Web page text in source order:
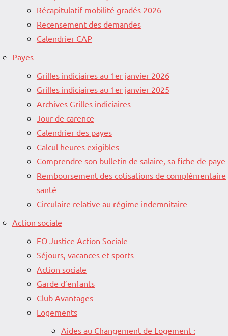
Récapitulatif mobilité gradés 2026
Recensement des demandes
Calendrier CAP
Payes
Grilles indiciaires au 1er janvier 2026
Grilles indiciaires au 1er janvier 2025
Archives Grilles indiciaires
Jour de carence
Calendrier des payes
Calcul heures exigibles
Comprendre son bulletin de salaire, sa fiche de paye
Remboursement des cotisations de complémentaire
santé
Circulaire relative au régime indemnitaire
Action sociale
FO Justice Action Sociale
Séjours, vacances et sports
Action sociale
Garde d’enfants
Club Avantages
Logements
Aides au Changement de Logement :